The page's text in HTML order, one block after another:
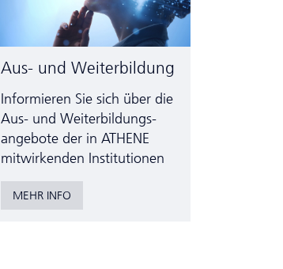
Aus- und Weiterbildung
Informieren Sie sich über die
Aus- und Weiter­bildungs­
angebote der in ATHENE
mitwirkenden Institutionen
MEHR INFO